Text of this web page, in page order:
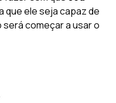
que ele seja capaz de
começar a usar o